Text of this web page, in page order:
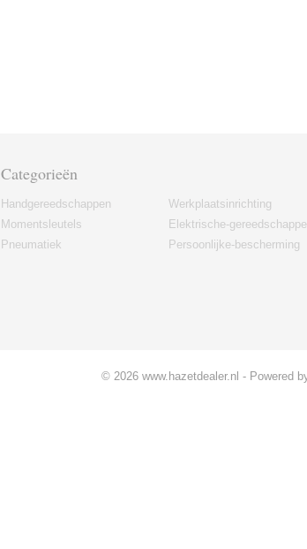
Categorieën
Handgereedschappen
Momentsleutels
Pneumatiek
Werkplaatsinrichting
Elektrische-
Persoonlijke-bescherming
© 2026 www.hazetdealer.nl - Powered